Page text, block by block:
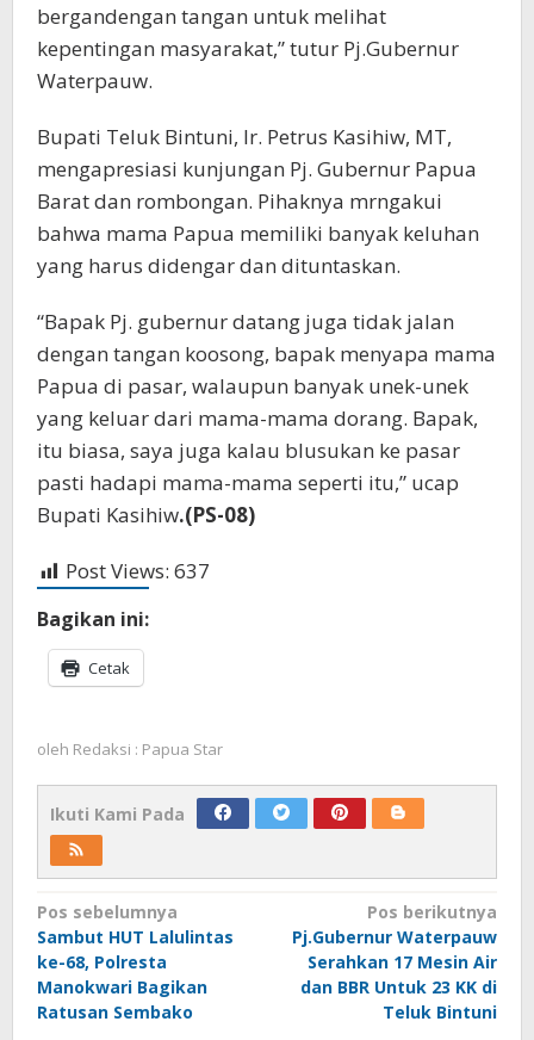
bergandengan tangan untuk melihat
kepentingan masyarakat,” tutur Pj.Gubernur
Waterpauw.
Bupati Teluk Bintuni, Ir. Petrus Kasihiw, MT,
mengapresiasi kunjungan Pj. Gubernur Papua
Barat dan rombongan. Pihaknya mrngakui
bahwa mama Papua memiliki banyak keluhan
yang harus didengar dan dituntaskan.
“Bapak Pj. gubernur datang juga tidak jalan
dengan tangan koosong, bapak menyapa mama
Papua di pasar, walaupun banyak unek-unek
yang keluar dari mama-mama dorang. Bapak,
itu biasa, saya juga kalau blusukan ke pasar
pasti hadapi mama-mama seperti itu,” ucap
Bupati Kasihiw.(PS-08)
Post Views: 637
Bagikan ini:
Cetak
oleh Redaksi : Papua Star
Ikuti Kami Pada
Navigasi
pos
Pos sebelumnya
Sambut HUT Lalulintas
ke-68, Polresta
Manokwari Bagikan
Ratusan Sembako
Pos berikutnya
Pj.Gubernur Waterpauw
Serahkan 17 Mesin Air
dan BBR Untuk 23 KK di
Teluk Bintuni